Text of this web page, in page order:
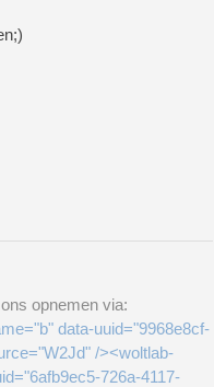
opnemen via:
data-uuid="9968e8cf-
/><woltlab-
726a-4117-